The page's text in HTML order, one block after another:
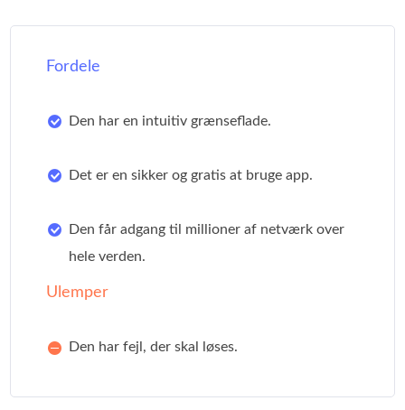
Fordele
Den har en intuitiv grænseflade.
Det er en sikker og gratis at bruge app.
Den får adgang til millioner af netværk over
hele verden.
Ulemper
Den har fejl, der skal løses.